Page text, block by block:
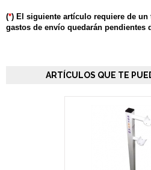
(*) El siguiente artículo requiere de un
gastos de envío quedarán pendientes
ARTÍCULOS QUE TE